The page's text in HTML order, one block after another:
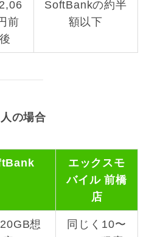
前
後
SoftBankの約半
額以下
の場合
エックスモ
バイル 前橋
店
想
同じく10〜